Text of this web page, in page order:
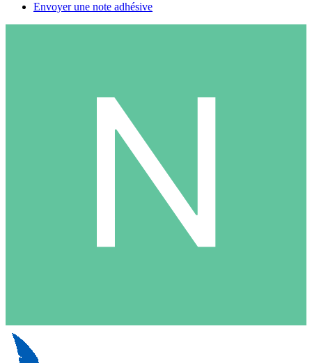
Envoyer une note adhésive